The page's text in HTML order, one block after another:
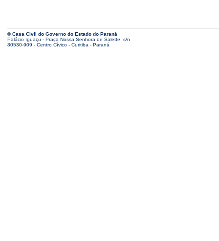
© Casa Civil do Governo do Estado do Paraná
Palácio Iguaçu - Praça Nossa Senhora de Salette, s/n
80530-909 - Centro Cívico - Curitiba - Paraná